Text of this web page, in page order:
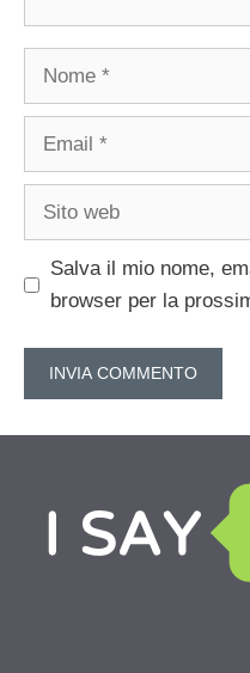
Nome
Email
Sito
Salva il mio nome,
browser per la